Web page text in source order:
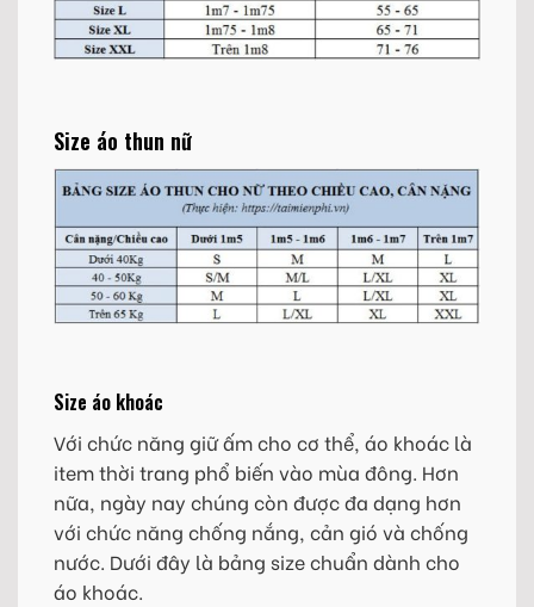
Size áo thun nữ
Size áo khoác
Với chức năng giữ ấm cho cơ thể, áo khoác là
item thời trang phổ biến vào mùa đông. Hơn
nữa, ngày nay chúng còn được đa dạng hơn
với chức năng chống nắng, cản gió và chống
nước. Dưới đây là bảng size chuẩn dành cho
áo khoác.